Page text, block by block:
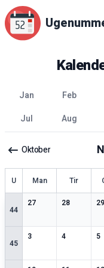
jan feb
jul
aug
Oktober
Uge Man Tir
44
27
0særlige datoer
28
0særlige 29
0
45
3
0særlige datoer
4
0særlige 5
0